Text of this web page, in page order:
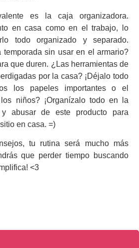
es la caja organizadora.
en casa como en el trabajo, lo
todo organizado y separado.
temporada sin usar en el armario?
que duren. ¿Las herramientas de
por la casa? ¡Déjalo todo
los papeles importantes o el
niños? ¡Organízalo todo en la
abusar de este producto para
en casa. =)
tu rutina será mucho más
que perder tiempo buscando
<3